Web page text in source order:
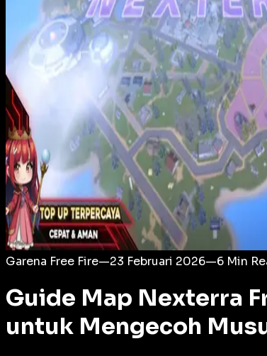
Login
Garena Free Fire—23 Februari 2026—6 Min
Guide Map Nexterra
untuk Mengecoh